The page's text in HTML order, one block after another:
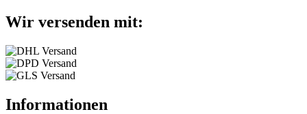
Wir versenden mit:
Informationen